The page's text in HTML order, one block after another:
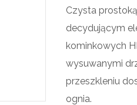
Czysta
decydującym
kominkowych
wysuwanymi
przeszkleniu
ognia.